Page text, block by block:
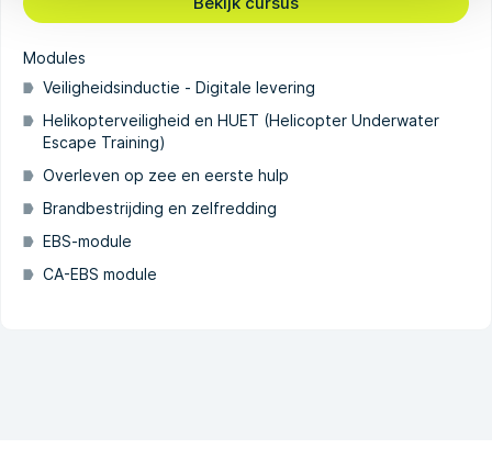
Modules
Veiligheidsinductie - Digitale levering
Helikopterveiligheid en HUET (Helicopter Underwater
Escape Training)
Overleven op zee en eerste hulp
Brandbestrijding en zelfredding
EBS-module
CA-EBS module